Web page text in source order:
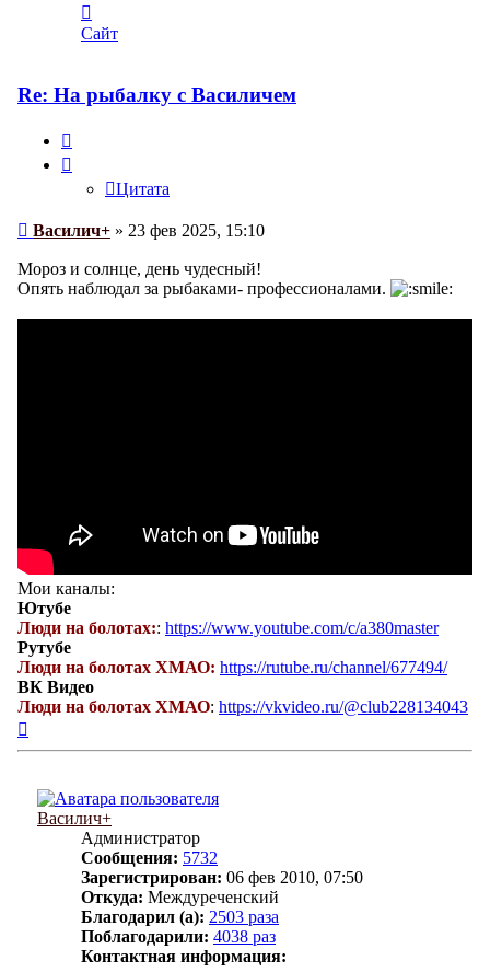
информация
пользователя
Сайт
Re: На рыбалку с Василичем
Цитата
Сообщение
Василич+ » 23 фев 2025, 15:10
Мороз и солнце, день чудесный!
Опять наблюдал за рыбаками- профессионалами.
Мои каналы:
Ютубе
Люди на болотах:: https://www.youtube.com/c/a380master
Рутубе
Люди на болотах ХМАО: https://rutube.ru/channel/677494/
ВК Видео
Люди на болотах ХМАО: https://vkvideo.ru/@club228134043
Василич+
Администратор
Сообщения: 5732
Зарегистрирован: 06 фев 2010, 07:50
Откуда: Междуреченский
Благодарил (а): 2503 раза
Поблагодарили: 4038 раз
Контактная информация: